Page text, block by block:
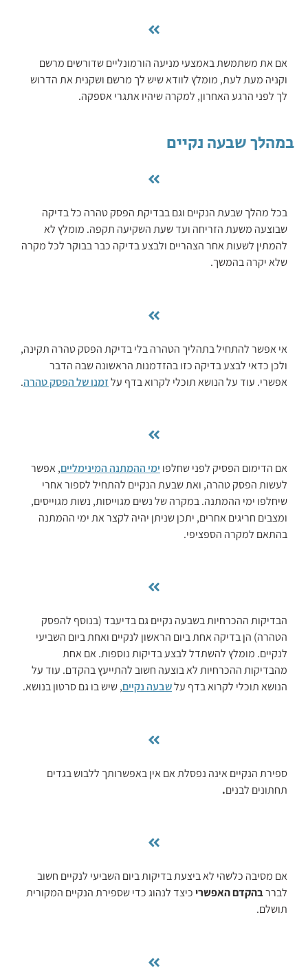
אם את משתמשת באמצעי מניעה הורמונליים שדורשים מרשם
וקניה מעת לעת, מומלץ לוודא שיש לך מרשם ושקנית את הדרוש
לך לפני הרגע האחרון, למקרה שיהיו אתגרי אספקה.
במהלך שבעה נקיים
בכל מהלך שבעת הנקיים וגם בבדיקת הפסק טהרה כל בדיקה
שבוצעה משעת הזריחה ועד שעת השקיעה תקפה. מומלץ לא
להמתין לשעות אחר הצהריים ולבצע בדיקה כבר בבוקר לכל מקרה
שלא יקרה בהמשך.
אי אפשר להתחיל בתהליך הטהרה בלי בדיקת הפסק טהרה תקינה,
ולכן כדאי לבצע בדיקה כזו בהזדמנות הראשונה שבה הדבר
אפשרי. עוד על הנושא תוכלי לקרוא בדף עלזמנו של הפסק טהרה.
אם הדימום הפסיק לפני שחלפו ימי ההמתנה המינימליים, אפשר
לעשות הפסק טהרה, ואת שבעת הנקיים להתחיל לספור אחרי
שיחלפו ימי ההמתנה. במקרה של נשים מגוייסות, נשות מגוייסים,
ומצבים חריגים אחרים, יתכן שניתן יהיה לקצר את ימי ההמתנה
בהתאם למקרה הספציפי.
הבדיקות ההכרחיות בשבעה נקיים גם בדיעבד (בנוסף להפסק
הטהרה) הן בדיקה אחת ביום הראשון לנקיים ואחת ביום השביעי
לנקיים. מומלץ להשתדל לבצע בדיקות נוספות. אם אחת
מהבדיקות ההכרחיות לא בוצעה חשוב להתייעץ בהקדם. עוד על
הנושא תוכלי לקרוא בדף עלשבעה נקיים, שיש בו גם סרטון בנושא.
ספירת הנקיים אינה נפסלת אם אין באפשרותך ללבוש בגדים
תחתונים לבנים.
אם מסיבה כלשהי לא ביצעת בדיקות ביום השביעי לנקיים חשוב
לבררבהקדם האפשריכיצד לנהוג כדי שספירת הנקיים המקורית
תושלם.